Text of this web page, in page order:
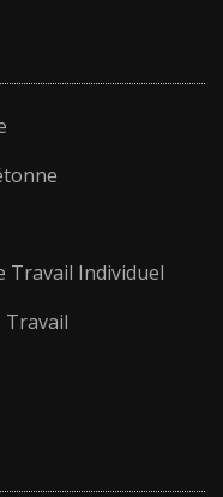
Travail Individuel